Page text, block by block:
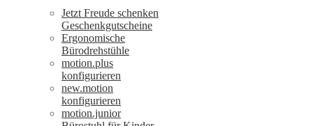
Jetzt Freude schenken
Geschenkgutscheine
Ergonomische
Bürodrehstühle
motion.plus
konfigurieren
new.motion
konfigurieren
motion.junior